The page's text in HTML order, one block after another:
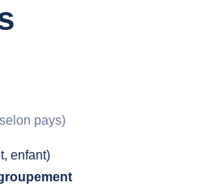
pays)
enfant)